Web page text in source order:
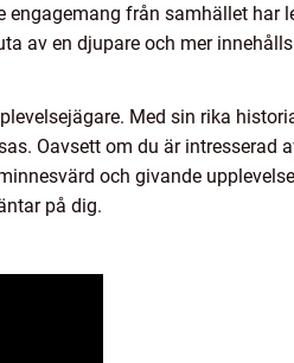
engagemang från samhället har
av en djupare och mer
Med sin rika
Oavsett om du är intresserad
och givande
på dig.